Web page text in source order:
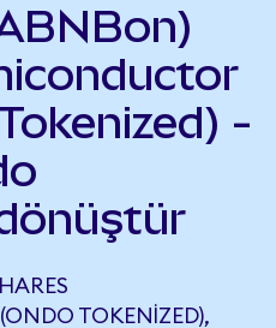
-
TOKENIZED),